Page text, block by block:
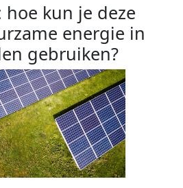
kun je deze
energie in
gebruiken?